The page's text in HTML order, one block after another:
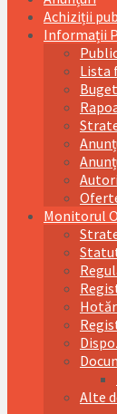
Achiziții
Informații
Lista
Monitorul
Alte